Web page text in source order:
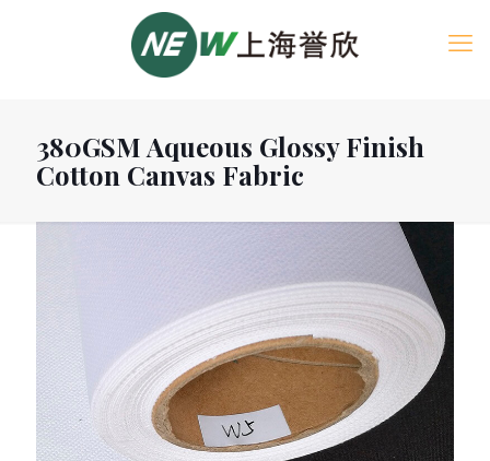
380GSM Aqueous Glossy Finish
Cotton Canvas Fabric